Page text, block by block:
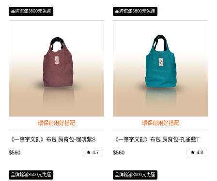
品牌館滿3600元免運
環保耐用好搭配
《一筆字文創》布包 肩背包-咖啡紫S
$560 4.7
品牌館滿3600元免運
環保耐用好搭配
《一筆字文創》布包 肩背包-孔雀藍T
$560 4.8
品牌館滿3600元免運 品牌館滿3600元免運